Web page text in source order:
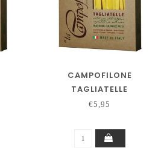
CAMPOFILONE
TAGLIATELLE
€5,95